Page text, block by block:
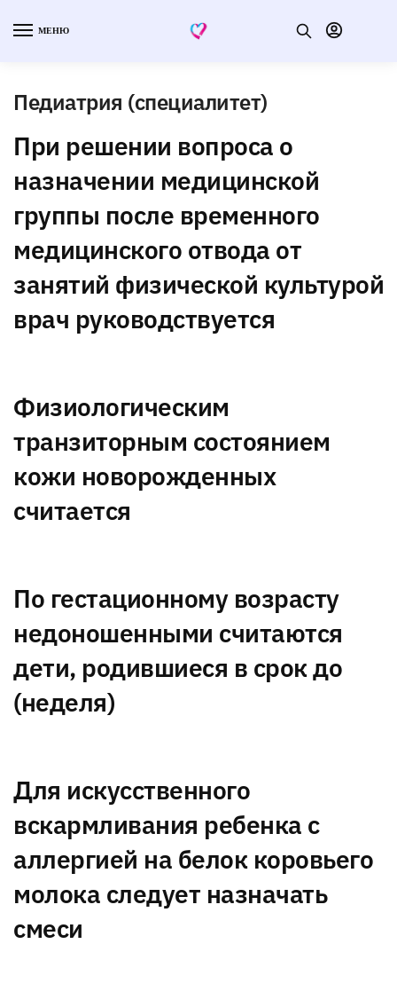
МЕНЮ
Педиатрия (специалитет)
При решении вопроса о
назначении медицинской
группы после временного
медицинского отвода от
занятий физической культурой
врач руководствуется
Физиологическим
транзиторным состоянием
кожи новорожденных
считается
По гестационному возрасту
недоношенными считаются
дети, родившиеся в срок до
(неделя)
Для искусственного
вскармливания ребенка с
аллергией на белок коровьего
молока следует назначать
смеси